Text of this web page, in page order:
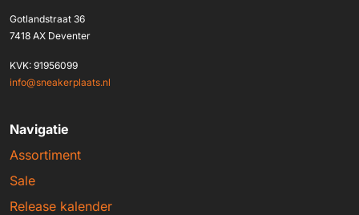
Gotlandstraat 36
7418 AX Deventer
KVK: 91956099
info@sneakerplaats.nl
Navigatie
Assortiment
Sale
Release kalender